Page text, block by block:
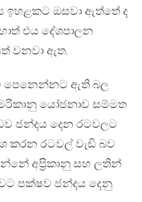
ඔසවා ඇත්තේ ද
එය දේශපාලන
වනවා ඇත.
පෙනෙන්නට ඇති බල
යෝජනාව සම්මත
ජන්දය දෙන රටවලට
කරන රටවල් වැඩි බව
අප්‍රිකානු සහ ලතින්
පක්ෂව ජන්දය දෙනු